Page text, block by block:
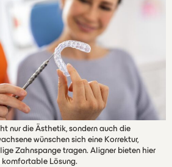
nur die Ästhetik, sondern auch die
wünschen sich eine Korrektur,
Zahnspange tragen. Aligner bieten hier
komfortable Lösung.